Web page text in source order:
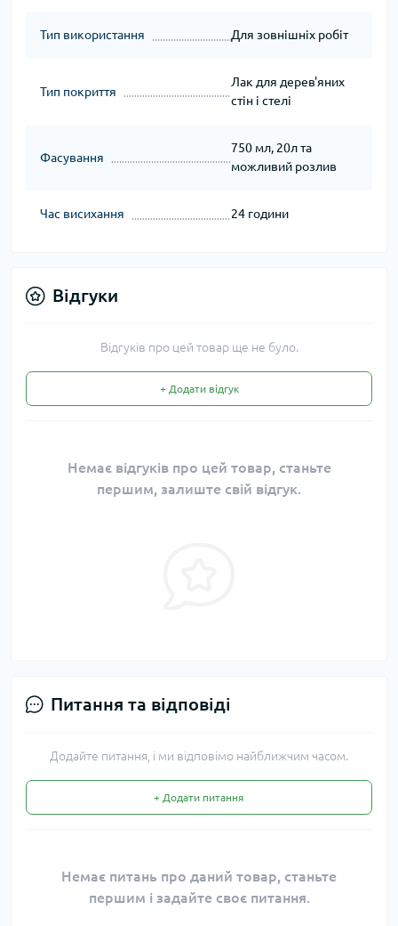
Тип використання Для зовнішніх робіт
Тип покриття
Лак для дерев'яних
стін і стелі
Фасування
750 мл, 20л та
можливий розлив
Час висихання 24 години
Відгуки
Відгуків про цей товар ще не було.
+ Додати відгук
Немає відгуків про цей товар, станьте
першим, залиште свій відгук.
Питання та відповіді
Додайте питання, і ми відповімо найближчим часом.
+ Додати питання
Немає питань про даний товар, станьте
першим і задайте своє питання.